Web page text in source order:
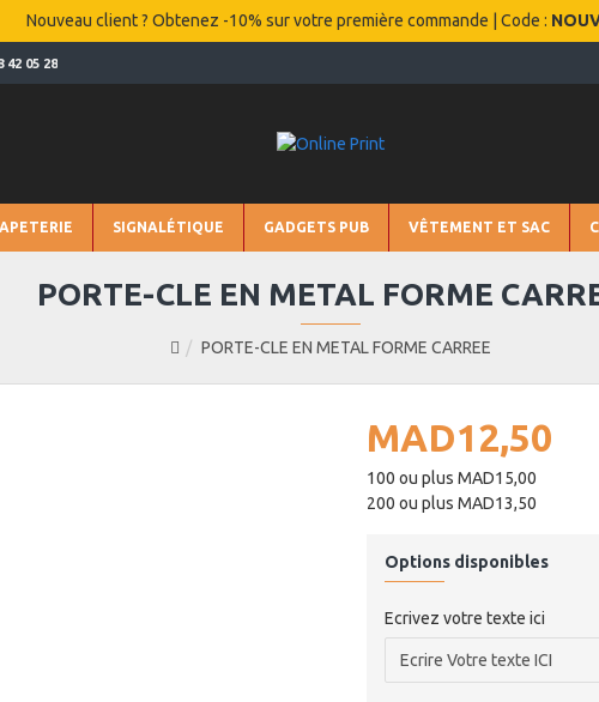
Nouveau client ? Obtenez -10% sur votre première commande | Code :
42 05 28
SIGNALÉTIQUE GADGETS PUB VÊTEMENT ET SAC
PORTE-CLE EN METAL FORME CARREE
PORTE-CLE EN METAL FORME
MAD12,50
100 ou plus MAD15,00
200 ou plus MAD13,50
Options disponibles
Ecrivez votre texte ici